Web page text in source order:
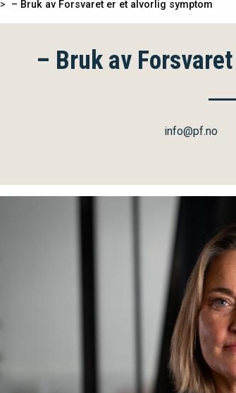
– Bruk av Forsvaret er et alvorlig symptom
– Bruk av
info@pf.no